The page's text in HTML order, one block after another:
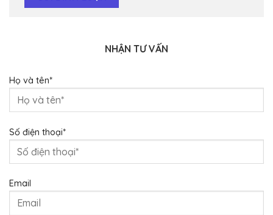
NHẬN TƯ VẤN
Họ và tên*
Số điện thoại*
Email